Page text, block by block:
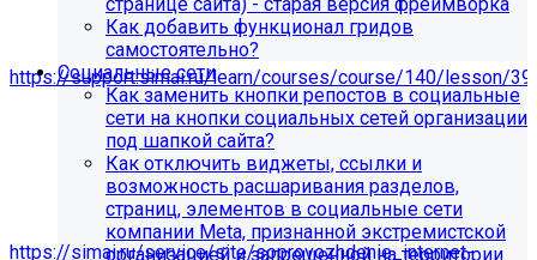
Мы подготовили чек-лист администратора сайта:
https://support.simai.ru/learn/courses/course/140/lesson/
Рекомендуем придерживаться регламента выполнения
этих работ — это помогает поддерживать сайт в
стабильном и безопасном состоянии.
Если у вас нет технических специалистов, вы можете
передать сайт на техническую поддержку нам:
https://simai.ru/service/site/soprovozhdenie_internet-
Как добавить функционал гридов
самостоятельно?
Социальные сети
Как заменить кнопки репостов в социальные
сети на кнопки социальных сетей организации
под шапкой сайта?
Как отключить виджеты, ссылки и
возможность расшаривания разделов,
страниц, элементов в социальные сети
компании Meta, признанной экстремистской
организацией и запрещенной на территории